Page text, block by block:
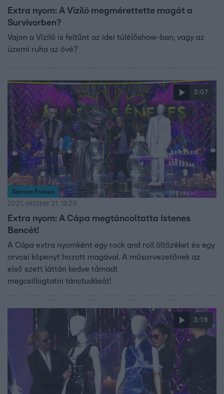
Extra nyom: A Víziló megmérettette magát a
Survivorben?
Vajon a Víziló is feltűnt az idei túlélőshow-ban, vagy az
üzemi ruha az övé?
3:07
Álarcos Énekes
2021. október 31. 19:29
Extra nyom: A Cápa megtáncoltatta Istenes
Bencét!
A Cápa extra nyomként egy rock and roll öltözéket és egy
orvosi köpenyt hozott magával. A műsorvezetőnek az
első szett láttán kedve támadt
megcsillogtatni tánctudását!
3:19